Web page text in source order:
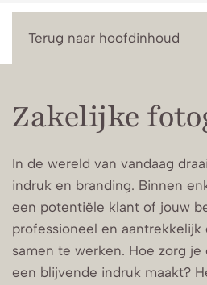
Terug naar hoofdinhoud
Zakelijke
In de wereld van vandaag
indruk en branding. Binnen
een potentiële klant of jouw
professioneel en aantrekkelijk
samen te werken. Hoe zorg
een blijvende indruk maakt?